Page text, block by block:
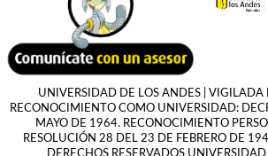
UNIVERSIDAD DE LOS ANDES |
RECONOCIMIENTO COMO UNIVERSIDAD:
MAYO DE 1964. RECONOCIMIENTO
RESOLUCIÓN 28 DEL 23 DE FEBRERO DE